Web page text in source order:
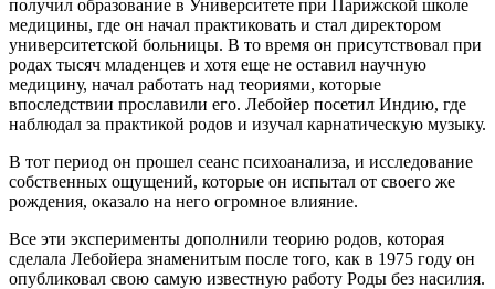
получил образование в Университете при Парижской школе
медицины, где он начал практиковать и стал директором
университетской больницы. В то время он присутствовал при
родах тысяч младенцев и хотя еще не оставил научную
медицину, начал работать над теориями, которые
впоследствии прославили его. Лебойер посетил Индию, где
наблюдал за практикой родов и изучал карнатическую музыку.
В тот период он прошел сеанс психоанализа, и исследование
собственных ощущений, которые он испытал от своего же
рождения, оказало на него огромное влияние.
Все эти эксперименты дополнили теорию родов, которая
сделала Лебойера знаменитым после того, как в 1975 году он
опубликовал свою самую известную работу Роды без насилия.